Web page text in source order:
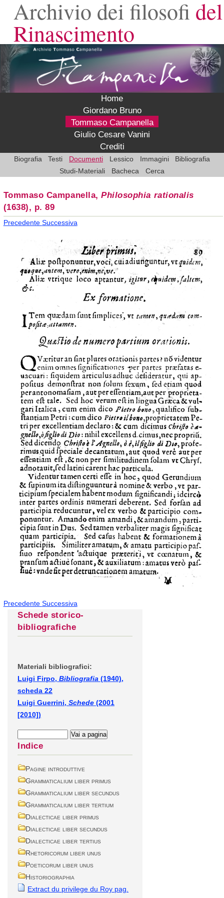
Archivio dei filosofi del
Rinascimento
Home
Giordano Bruno
Tommaso Campanella
Giulio Cesare Vanini
Crediti
Biografia Testi Documenti Lessico Immagini
Bibliografia
Studi-Materiali
Bacheca Cerca
Tommaso Campanella,Philosophia rationalis
(1638), p. 89
Precedente Successiva
Precedente Successiva
Schede storico-
bibliografiche
Materiali bibliografici:
Luigi Firpo, Bibliografia (1940),
scheda 22
Luigi Guerrini, Schede (2001
[2010])
Indice
Pagine introduttive
Grammaticalium liber primus
Grammaticalium liber secundus
Grammaticalium liber tertium
Dialecticae liber primus
Dialecticae liber secundus
Dialecticae liber tertius
Rhetoricorum liber unus
Poeticorum liber unus
Historiographia
Extract du privilege du Roy pag.